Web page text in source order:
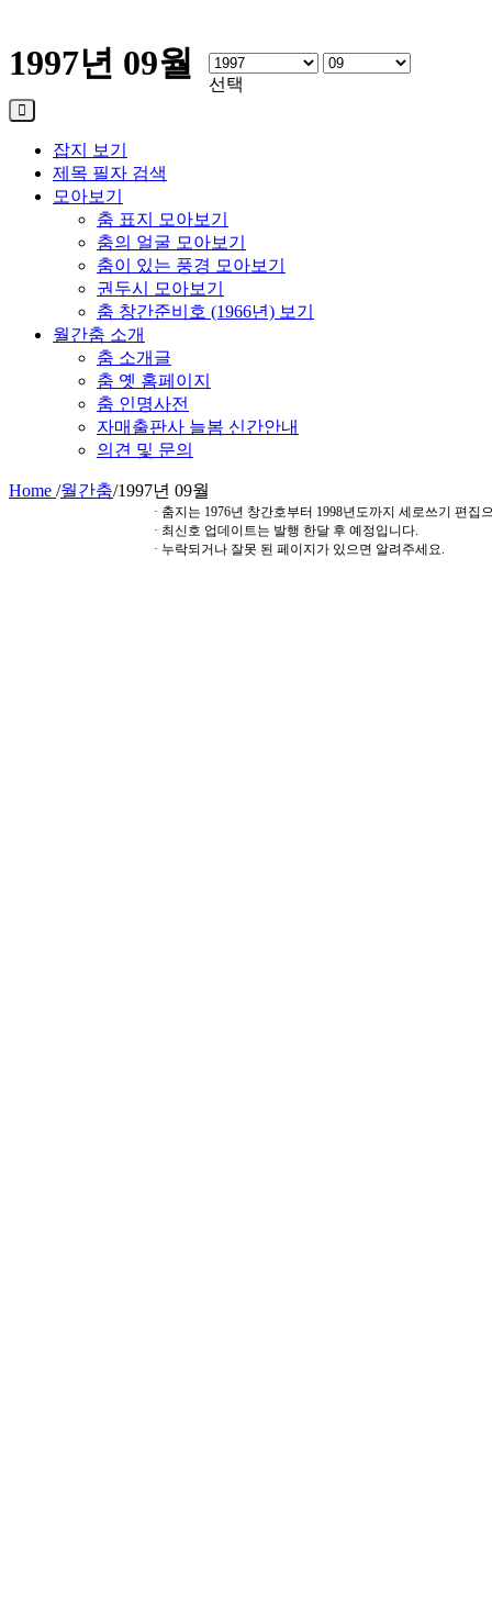
1997년 09월
선택
잡지 보기
제목 필자 검색
모아보기
춤 표지 모아보기
춤의 얼굴 모아보기
춤이 있는 풍경 모아보기
권두시 모아보기
춤 창간준비호 (1966년) 보기
월간춤 소개
춤 소개글
춤 옛 홈페이지
춤 인명사전
자매출판사 늘봄 신간안내
의견 및 문의
Home /월간춤/1997년 09월
· 춤지는 1976년 창간호부터 1998년도까지 세로쓰기 편집
· 최신호 업데이트는 발행 한달 후 예정입니다.
· 누락되거나 잘못 된 페이지가 있으면 알려주세요.